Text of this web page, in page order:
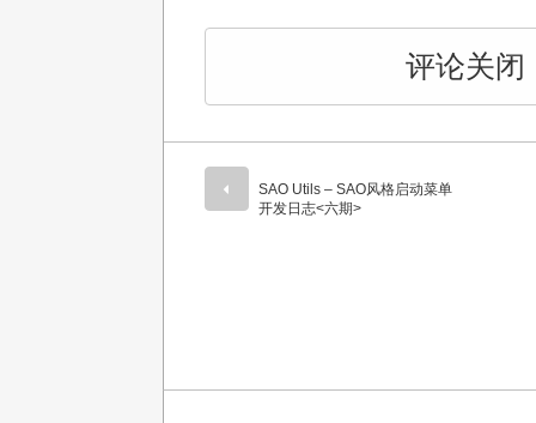
评论关闭
SAO Utils – SAO风格启动菜单
开发日志<六期>